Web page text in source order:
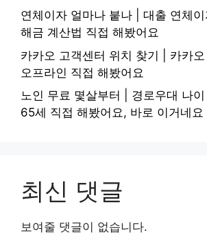
연체이자 얼마나 붙나 | 대출 연체
해금 계산법 직접 해봤어요
카카오 고객센터 위치 찾기 | 카카
오프라인 직접 해봤어요
노인 무료 몇살부터 | 경로우대 나
65세 직접 해봤어요, 바로 이거네요
최신 댓글
보여줄 댓글이 없습니다.